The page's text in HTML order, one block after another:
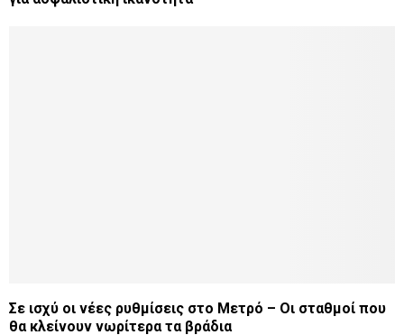
Σε ισχύ οι νέες ρυθμίσεις στο Μετρό – Οι σταθμοί που
θα κλείνουν νωρίτερα τα βράδια